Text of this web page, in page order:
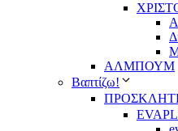
ΑΛΜΠΟΥΜ
Βαπτίζω!